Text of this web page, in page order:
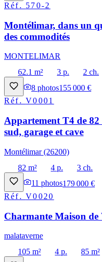
Réf. 570-2
Montélimar, dans un
des commodités
MONTELIMAR
62.1 m²
3 p.
2 ch.
8 photos155 000 €
Réf.V0001
Appartement T4 de
sud, garage et cave
Montélimar (26200)
82 m²
4 p.
3 ch.
11 photos179 000 €
Réf.V0020
Charmante Maison de
malataverne
105 m²
4 p.
85 m²